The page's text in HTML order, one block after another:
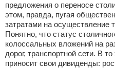
предложения о переносе
этом, правда, пугая
затратами на осуществление
Понятно, что статус
колоссальных вложений на
дорог, транспортной сети. В
приносит свои дивиденды: